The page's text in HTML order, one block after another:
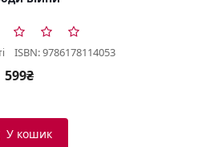
ISBN: 9786178114053
599₴
У кошик